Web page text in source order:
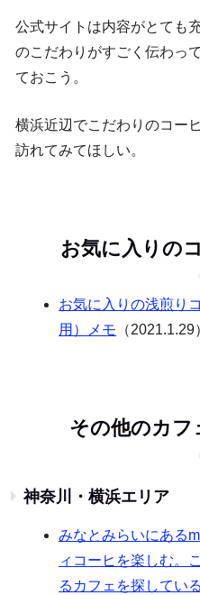
公式サイトは内容がとても
のこだわりがすごく伝わっ
ておこう。
横浜近辺でこだわりのコー
訪れてみてほしい。
お気に入りの
お気に入りの浅煎り
用）メモ （2021.1.29
その他のカフ
神奈川・横浜エリア
みなとみらいにある
ィコーヒを楽しむ。
るカフェを探してい